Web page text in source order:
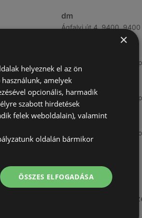
dm
Ágfalvi út 4, 9400, 9400
Besenyő u. 23, 9400
Vianni
Bánfalvi út 14., 9400
Rossmann
Bánfalvi út 6-8., 9400
További linkek
A(z) Alma
A(z) Pingvin
×
helyeznek el az ön
használunk, amelyek
opcionális, harmadik
szabott hirdetések
felek weboldalain), valamint
oldalán bármikor
ÖSSZES ELFOGADÁSA